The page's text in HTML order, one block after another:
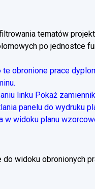
tematów
po jednostce
obronione prace
linku Pokaż
panelu do wydruku
w widoku planu
do widoku obronionych